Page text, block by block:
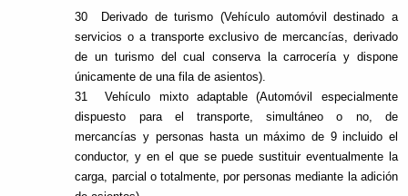
30 Derivado de turismo (Vehículo automóvil destinado a
servicios o a transporte exclusivo de mercancías, derivado
de un turismo del cual conserva la carrocería y dispone
únicamente de una fila de asientos).
31 Vehículo mixto adaptable (Automóvil especialmente
dispuesto para el transporte, simultáneo o no, de
mercancías y personas hasta un máximo de 9 incluido el
conductor, y en el que se puede sustituir eventualmente la
carga, parcial o totalmente, por personas mediante la adición